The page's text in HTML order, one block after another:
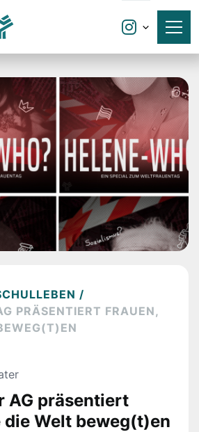

/
PRÄSENTIERT FRAUEN,
AG präsentiert
die Welt beweg(t)en